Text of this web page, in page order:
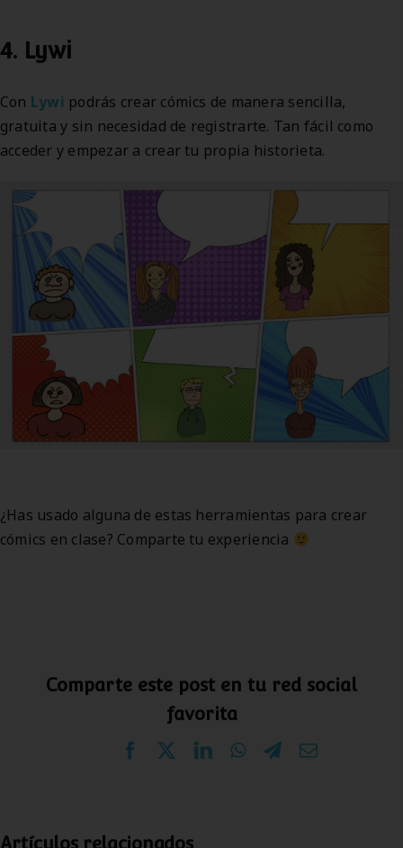
4. Lywi
Con Lywi podrás crear cómics de manera sencilla,
gratuita y sin necesidad de registrarte. Tan fácil como
acceder y empezar a crear tu propia historieta.
¿Has usado alguna de estas herramientas para crear
cómics en clase? Comparte tu experiencia
Comparte este post en tu red social
favorita
FacebookLinkedInWhatsApp
Telegram
Correo
Artículos relacionados